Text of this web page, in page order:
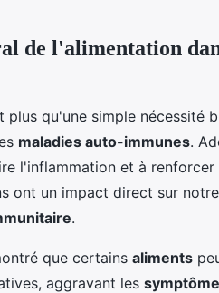
de l'alimentation
plus qu'une simple nécessité
maladies auto-immunes.
l'inflammation et à renforcer
ont un impact direct sur notre
.
que certains aliments
aggravant les